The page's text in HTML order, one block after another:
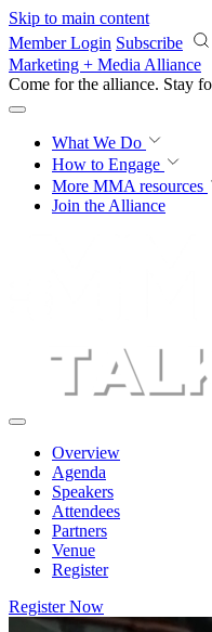
Skip to main content
Member Login Subscribe
Marketing + Media Alliance
Come for the alliance. Stay
What We Do
How to Engage
More MMA resources
Join the Alliance
Overview
Agenda
Speakers
Attendees
Partners
Venue
Register
Register Now